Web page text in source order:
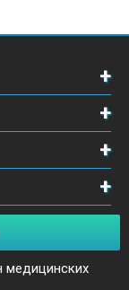
медицинских